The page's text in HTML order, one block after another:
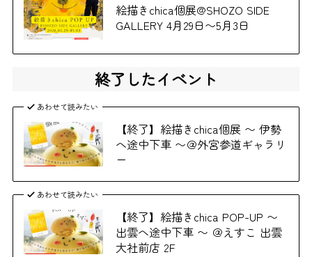
絵描きchica個展@SHOZO SIDE
GALLERY 4月29日〜5月3日
終了したイベント
あわせて読みたい
【終了】絵描きchica個展 〜 伊勢
へ途中下車 〜＠外宮参道ギャラリ
ー
あわせて読みたい
【終了】絵描きchica POP-UP 〜
出雲へ途中下車 〜 ＠えすこ 出雲
大社前店 2F